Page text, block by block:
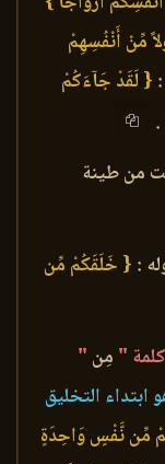
مِّنْ أَنْفُسِهِمْ
{ لَقَدْ جَآءَكُمْ
.
من طينة
: { خَلَقَكُمْ مِّن
" مِن "
ابتداء التخليق
مِّن نَّفْسٍ وَاحِدَةٍ